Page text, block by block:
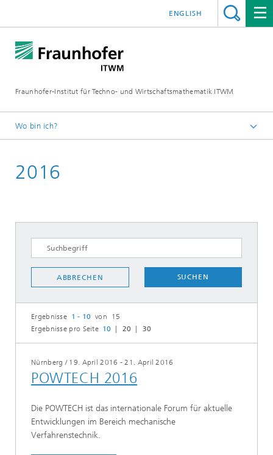
Fraunhofer-Institut für Techno- und Wirtschaftsmathematik ITWM
ENGLISH
Wo bin ich?
Messen|Veranstaltungen
2016
ABBRECHEN SUCHEN
Ergebnisse 1 - 10 von 15
Ergebnisse pro Seite 10 20 30
Nürnberg / 19. April 2016 - 21. April 2016
POWTECH 2016
Die POWTECH ist das internationale Forum für aktuelle
Entwicklungen im Bereich mechanische
Verfahrenstechnik.